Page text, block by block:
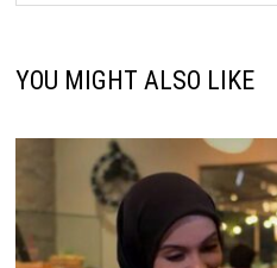
YOU MIGHT ALSO LIKE